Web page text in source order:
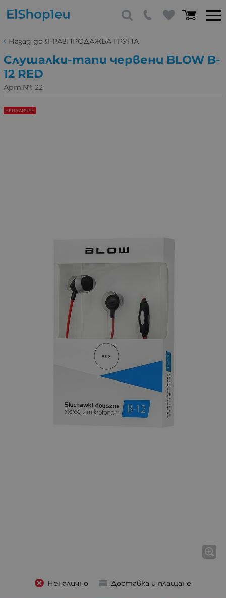
Назад до Я-РАЗПРОДАЖБА ГРУПА
Слушалки-тапи червени BLOW B-
12 RED
Арт.№: 22
НЕНАЛИЧЕН
Неналично Доставка и плащане